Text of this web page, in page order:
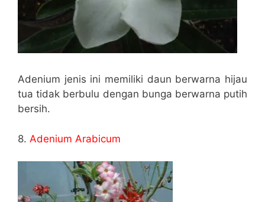
Adenium jenis ini memiliki daun berwarna hijau
tua tidak berbulu dengan bunga berwarna putih
bersih.
8. Adenium Arabicum